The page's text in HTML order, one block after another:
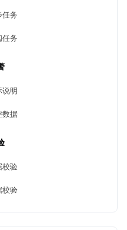
任务
任务
说明
数据
校验
校验